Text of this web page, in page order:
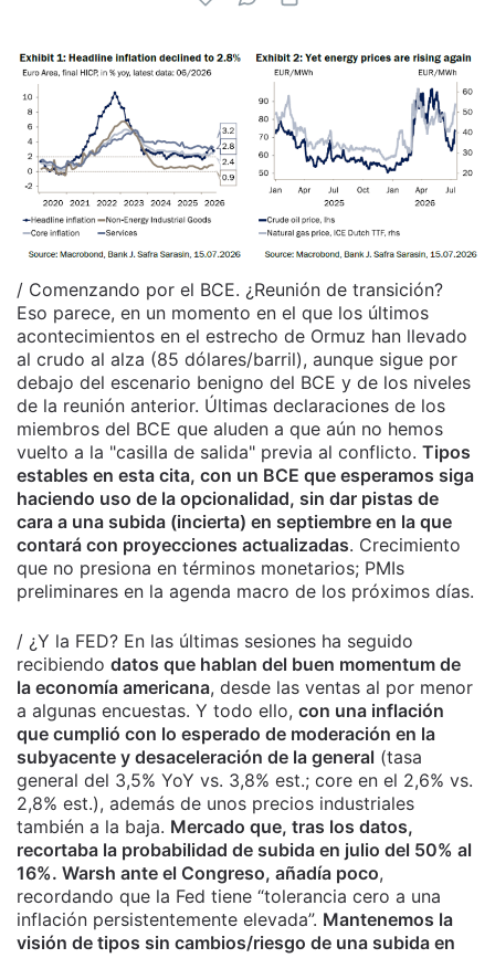
/ Comenzando por el BCE. ¿Reunión de transición?
Eso parece, en un momento en el que los últimos
acontecimientos en el estrecho de Ormuz han llevado
al crudo al alza (85 dólares/barril), aunque sigue por
debajo del escenario benigno del BCE y de los niveles
de la reunión anterior. Últimas declaraciones de los
miembros del BCE que aluden a que aún no hemos
vuelto a la "casilla de salida" previa al conflicto. Tipos
estables en esta cita, con un BCE que esperamos siga
haciendo uso de la opcionalidad, sin dar pistas de
cara a una subida (incierta) en septiembre en la que
contará con proyecciones actualizadas. Crecimiento
que no presiona en términos monetarios; PMIs
preliminares en la agenda macro de los próximos días.
/ ¿Y la FED? En las últimas sesiones ha seguido
recibiendo datos que hablan del buen momentum de
la economía americana, desde las ventas al por menor
a algunas encuestas. Y todo ello, con una inflación
que cumplió con lo esperado de moderación en la
subyacente y desaceleración de la general (tasa
general del 3,5% YoY vs. 3,8% est.; core en el 2,6% vs.
2,8% est.), además de unos precios industriales
también a la baja. Mercado que, tras los datos,
recortaba la probabilidad de subida en julio del 50% al
16%. Warsh ante el Congreso, añadía poco,
recordando que la Fed tiene “tolerancia cero a una
inflación persistentemente elevada”. Mantenemos la
visión de tipos sin cambios/riesgo de una subida en